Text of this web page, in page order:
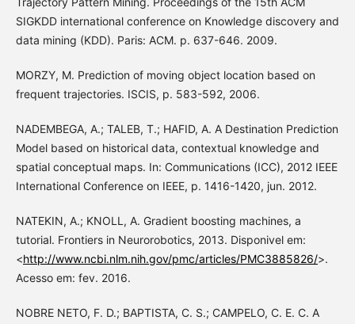
SIGKDD international conference on Knowledge discovery and
data mining (KDD). Paris: ACM. p. 637-646. 2009.
MORZY, M. Prediction of moving object location based on
frequent trajectories. ISCIS, p. 583-592, 2006.
NADEMBEGA, A.; TALEB, T.; HAFID, A. A Destination Prediction
Model based on historical data, contextual knowledge and
spatial conceptual maps. In: Communications (ICC), 2012 IEEE
International Conference on IEEE, p. 1416-1420, jun. 2012.
NATEKIN, A.; KNOLL, A. Gradient boosting machines, a
tutorial. Frontiers in Neurorobotics, 2013. Disponivel em:
<http://www.ncbi.nlm.nih.gov/pmc/articles/PMC3885826/>.
Acesso em: fev. 2016.
NOBRE NETO, F. D.; BAPTISTA, C. S.; CAMPELO, C. E. C. A